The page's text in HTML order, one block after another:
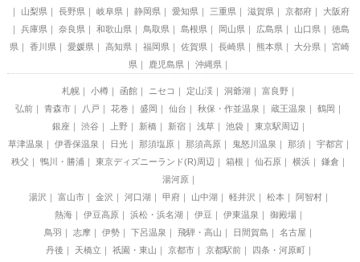
山梨県
長野県 岐阜県 静岡県 愛知県 三重県 滋賀県 京都府
大阪府
兵庫県
奈良県 和歌山県 鳥取県 島根県 岡山県 広島県 山口県
徳島
県
香川県 愛媛県 高知県 福岡県 佐賀県 長崎県 熊本県 大分県
宮崎
県
鹿児島県 沖縄県
札幌 小樽 函館 ニセコ 定山渓 洞爺湖
富良野
弘前
青森市 八戸 花巻 盛岡 仙台 秋保・作並温泉 蔵王温泉
鶴岡
銀座
渋谷 上野 新橋 新宿 浅草 池袋
東京駅周辺
草津温泉
伊香保温泉 日光 那須塩原 那須高原 鬼怒川温泉 那須
宇都宮
秩父
鴨川・勝浦 東京ディズニーランド(R)周辺 箱根 仙石原 横浜
鎌倉
湯河原
湯沢
富山市 金沢 河口湖 甲府 山中湖 軽井沢 松本
阿智村
熱海
伊豆高原 浜松・浜名湖 伊豆 伊東温泉
御殿場
鳥羽
志摩 伊勢 下呂温泉 飛騨・高山 日間賀島
名古屋
丹後
天橋立 祇園・東山 京都市 京都駅前
四条・河原町